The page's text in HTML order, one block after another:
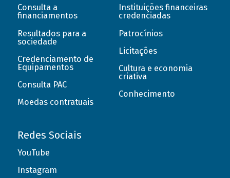
Consulta a
financiamentos
Resultados para a
sociedade
Credenciamento de
Equipamentos
Consulta PAC
Moedas contratuais
Instituições financeiras
credenciadas
Patrocínios
Licitações
Cultura e economia
criativa
Conhecimento
Redes Sociais
YouTube
Instagram